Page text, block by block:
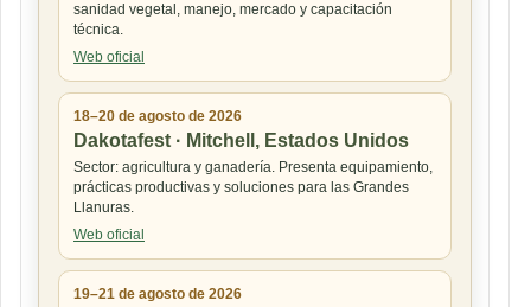
sanidad vegetal, manejo, mercado y capacitación
técnica.
Web oficial
18–20 de agosto de 2026
Dakotafest · Mitchell, Estados Unidos
Sector: agricultura y ganadería. Presenta equipamiento,
prácticas productivas y soluciones para las Grandes
Llanuras.
Web oficial
19–21 de agosto de 2026